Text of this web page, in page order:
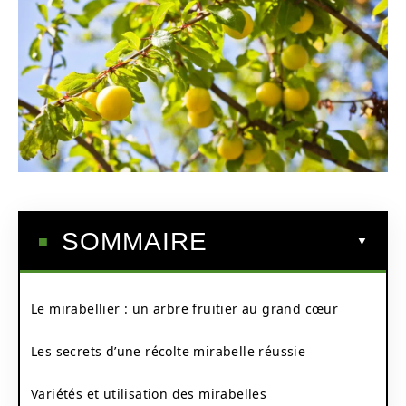
SOMMAIRE
Le mirabellier : un arbre fruitier au grand cœur
Les secrets d’une récolte mirabelle réussie
Variétés et utilisation des mirabelles